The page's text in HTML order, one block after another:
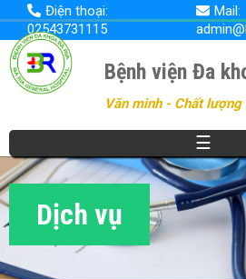
Nhảy
đến
nội
dung
Điện thoại:
02543731115
Mail:
Bệnh viện Đa
Văn minh - Chất lượng
☰
Dịch vụ